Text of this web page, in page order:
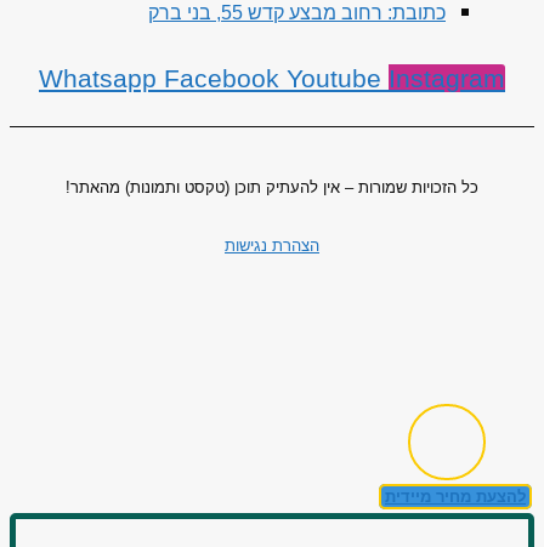
כתובת: רחוב מבצע קדש 55, בני ברק
Whatsapp Facebook Youtube Instagram
כל הזכויות שמורות – אין להעתיק תוכן (טקסט ותמונות) מהאתר!
הצהרת נגישות
להצעת מחיר מיידית